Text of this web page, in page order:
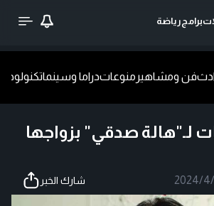
برامج رياضة
فن ومشاهير منوعاتدراما وسينماتكنولوجيا
لـ"هالة صدقي" بزواجها
2024/ شارك الخبر